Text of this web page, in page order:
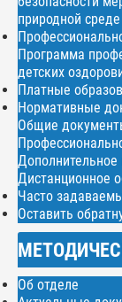
природной
Программа
детских
Платные
Нормативные
Общие
Дополнительное
Дистанционное
Часто
Оставить
Об отделе